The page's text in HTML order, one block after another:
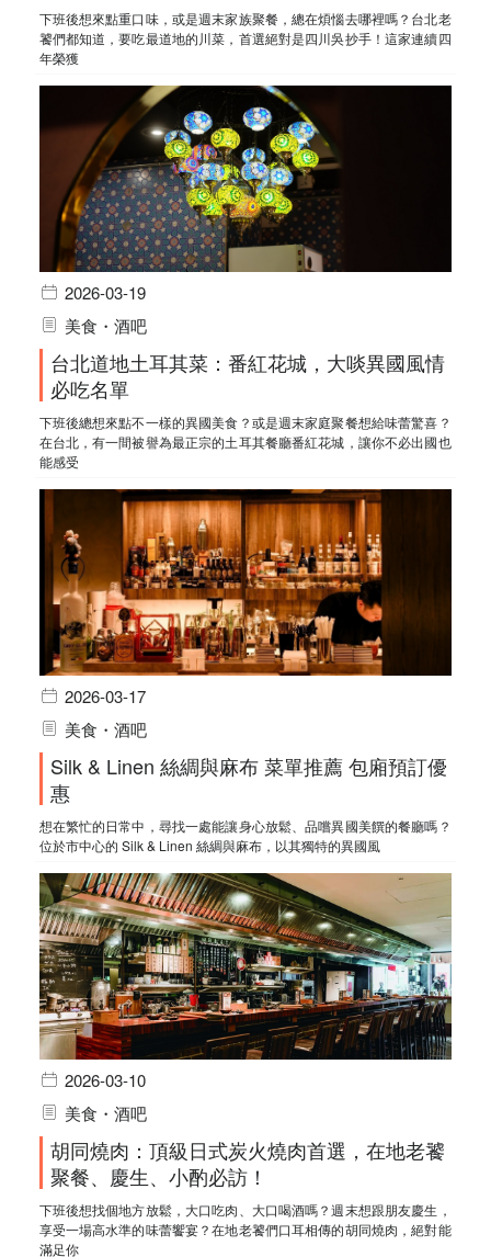
下班後想來點重口味，或是週末家族聚餐，總在煩惱去哪裡嗎？台北老
饕們都知道，要吃最道地的川菜，首選絕對是四川吳抄手！這家連續四
年榮獲
2026-03-19
美食・酒吧
台北道地土耳其菜：番紅花城，大啖異國風情
必吃名單
下班後總想來點不一樣的異國美食？或是週末家庭聚餐想給味蕾驚喜？
在台北，有一間被譽為最正宗的土耳其餐廳番紅花城，讓你不必出國也
能感受
2026-03-17
美食・酒吧
Silk & Linen 絲綢與麻布 菜單推薦 包廂預訂優
惠
想在繁忙的日常中，尋找一處能讓身心放鬆、品嚐異國美饌的餐廳嗎？
位於市中心的 Silk & Linen 絲綢與麻布，以其獨特的異國風
2026-03-10
美食・酒吧
胡同燒肉：頂級日式炭火燒肉首選，在地老饕
聚餐、慶生、小酌必訪！
下班後想找個地方放鬆，大口吃肉、大口喝酒嗎？週末想跟朋友慶生，
享受一場高水準的味蕾饗宴？在地老饕們口耳相傳的胡同燒肉，絕對能
滿足你